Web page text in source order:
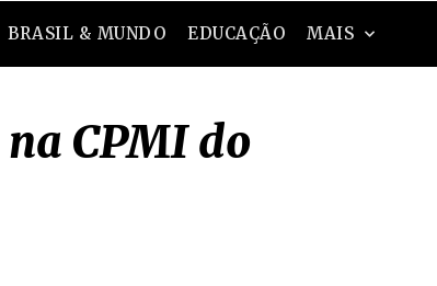
BRASIL & MUNDO EDUCAÇÃO MAIS
CPMI do